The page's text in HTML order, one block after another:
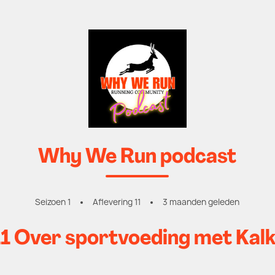
Why We Run podcast
Seizoen 1 Aflevering 11 3 maanden geleden
Over sportvoeding met